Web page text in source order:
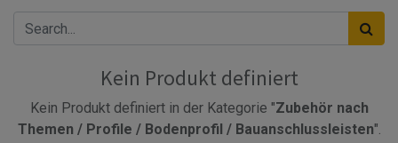
Kein Produkt definiert
Kein Produkt definiert in der Kategorie "Zubehör nach
Themen / Profile / Bodenprofil / Bauanschlussleisten".